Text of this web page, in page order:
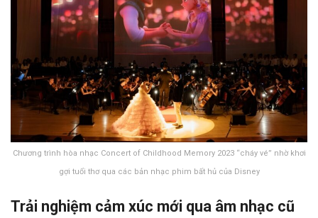
Chương trình hòa nhạc Concert of Childhood Memory 2023 “cháy vé” nhờ khơi
gợi tuổi thơ qua các bản nhạc phim bất hủ của Disney
Trải nghiệm cảm xúc mới qua âm nhạc cũ